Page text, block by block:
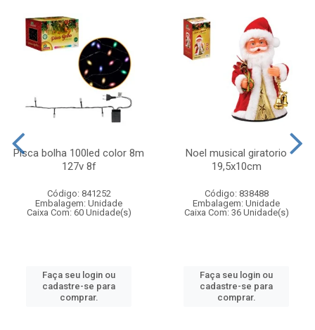
Pisca bolha 100led color 8m
127v 8f
Código: 841252
Embalagem: Unidade
Caixa Com: 60 Unidade(s)
Faça seu login ou
cadastre-se para
comprar.
Noel musical giratorio
19,5x10cm
Código: 838488
Embalagem: Unidade
Caixa Com: 36 Unidade(s)
Faça seu login ou
cadastre-se para
comprar.